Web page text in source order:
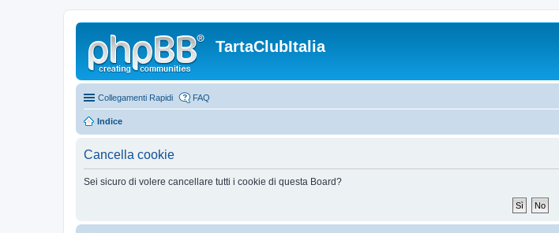
TartaClubItalia
Collegamenti Rapidi FAQ
Indice
Cancella cookie
Sei sicuro di volere cancellare tutti i cookie di questa Board?